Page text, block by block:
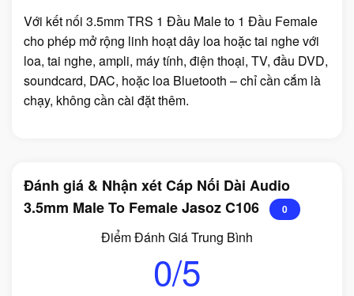
Với kết nối 3.5mm TRS 1 Đầu Male to 1 Đầu Female
cho phép mở rộng linh hoạt dây loa hoặc tai nghe với
loa, tai nghe, ampli, máy tính, điện thoại, TV, đầu DVD,
soundcard, DAC, hoặc loa Bluetooth – chỉ cần cắm là
chạy, không cần cài đặt thêm.
Đánh giá & Nhận xét Cáp Nối Dài Audio
3.5mm Male To Female Jasoz C106
0
Điểm Đánh Giá Trung Bình
0/5